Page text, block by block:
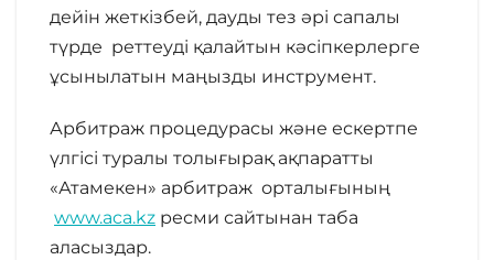
дейін жеткізбей, дауды тез әрі сапалы
түрде реттеуді қалайтын кәсіпкерлерге
ұсынылатын маңызды инструмент.
Арбитраж процедурасы және ескертпе
үлгісі туралы толығырақ ақпаратты
«Атамекен» арбитраж орталығының
www.aca.kz ресми сайтынан таба
аласыздар.